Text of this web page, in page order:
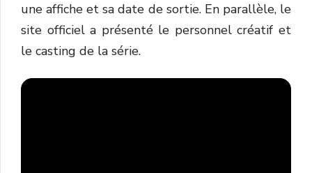
une affiche et sa date de sortie. En parallèle, le
site officiel a présenté le personnel créatif et
le casting de la série.